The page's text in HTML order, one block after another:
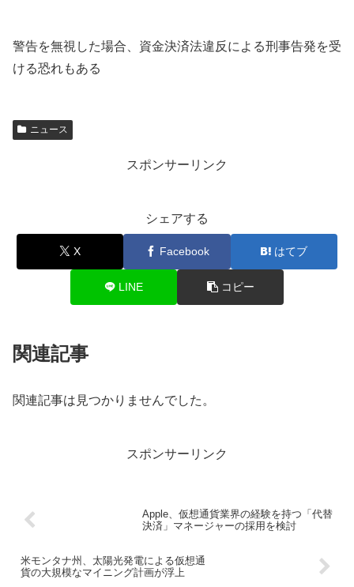
警告を無視した場合、資金決済法違反による刑事告発を受
ける恐れもある
ニュース
スポンサーリンク
シェアする
X Facebook はてブ
LINE コピー
関連記事
関連記事は見つかりませんでした。
スポンサーリンク
Apple、仮想通貨業界の経験を持つ「代替
決済」マネージャーの採用を検討
米モンタナ州、太陽光発電による仮想通
貨の大規模なマイニング計画が浮上